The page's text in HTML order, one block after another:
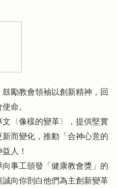
勵教會領袖以創新精神，回
命。
〈像樣的變革〉，提供堅實
而變化，推動「合神心意的
人！
事工頒發「健康教會獎」的
向你剖白他們為主創新變革